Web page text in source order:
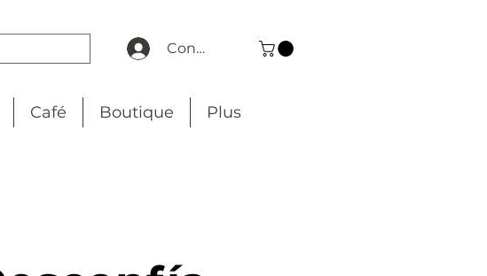
Connexion
Café Boutique Plus